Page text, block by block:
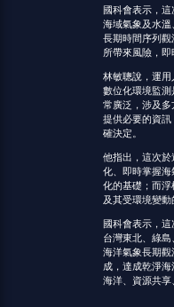
國科會表示，
海域氣象及水
長期時間序列
所帶來風險，即
林敏聰說，運
數位化環境監
常廣泛，涉及多
提供必要的資
確決定。
他指出，這次
化、即時掌握
化的基礎；而
及其受環境變動
國科會表示，
台灣東北、綠
海洋氣象長期
成，達成乾淨
海洋、資源共享